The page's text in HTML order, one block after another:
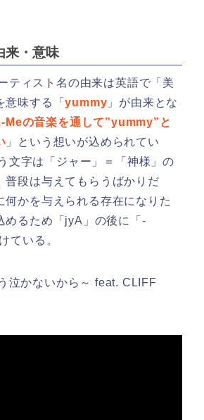
来・意味
ティスト名の由来は英語で「美
意味する「yummy 」が由来とな
Meの音楽を通して”yummy”と
」という想いが込められてい
文字は「ジャー」＝「神様」の
普段は与えてもらうばかりだ
何かを与えられる存在になりた
めるため「jyA」の後に「-
ている。
泣かないから～ feat. CLIFF